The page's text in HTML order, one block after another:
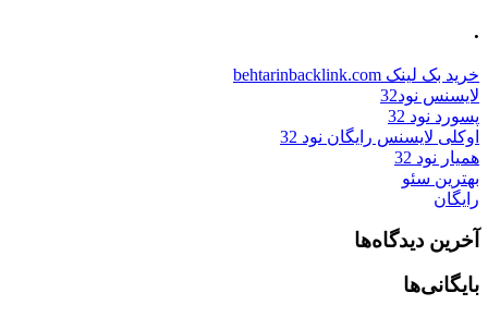
.
خرید بک لینک behtarinbacklink.com
لایسنس نود32
پسورد نود 32
اوکلی لایسنس رایگان نود 32
همیار نود 32
بهترین سئو
رایگان
آخرین دیدگاه‌ها
بایگانی‌ها